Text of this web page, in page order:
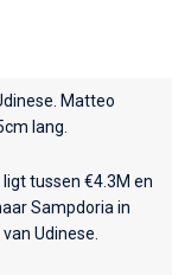
. Matteo
lang.
tussen €4.3M en
Sampdoria in
Udinese.